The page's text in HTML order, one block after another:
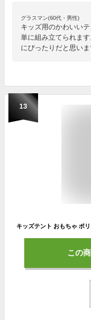
グラスマン(60代・男性)
キッズ用のかわいい
単に組み立てられま
にぴったりだと思いま
13
この